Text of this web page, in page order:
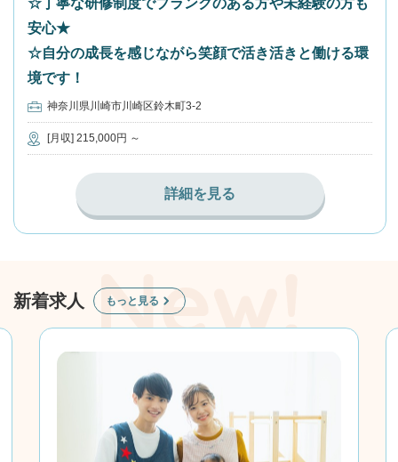
☆丁寧な研修制度でブランクのある方や未経験の方も
安心★
☆自分の成長を感じながら笑顔で活き活きと働ける環
境です！
神奈川県川崎市川崎区鈴木町3-2
[月収] 215,000円 ～
詳細を見る
新着求人 もっと見る